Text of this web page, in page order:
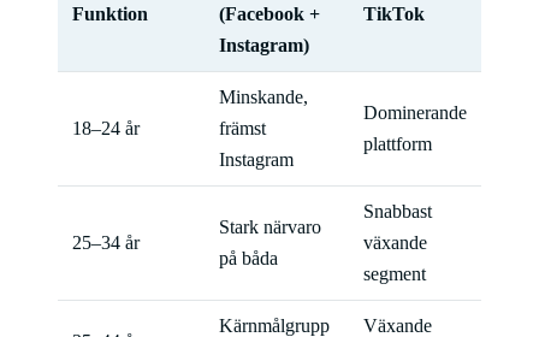
Funktion
(Facebook +
Instagram)
TikTok
18–24 år
Minskande,
främst
Instagram
Dominerande
plattform
25–34 år
Stark närvaro
på båda
Snabbast
växande
segment
Kärnmålgrupp
Växande